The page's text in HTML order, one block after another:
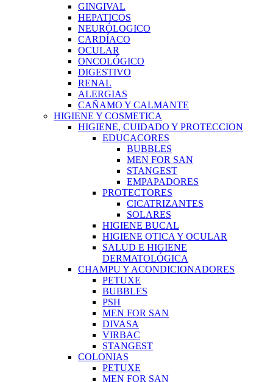
GINGIVAL
HEPATICOS
NEURÓLOGICO
CARDÍACO
OCULAR
ONCOLÓGICO
DIGESTIVO
RENAL
ALERGIAS
CAÑAMO Y CALMANTE
HIGIENE Y COSMETICA
HIGIENE, CUIDADO Y PROTECCION
EDUCACORES
BUBBLES
MEN FOR SAN
STANGEST
EMPAPADORES
PROTECTORES
CICATRIZANTES
SOLARES
HIGIENE BUCAL
HIGIENE OTICA Y OCULAR
SALUD E HIGIENE
DERMATOLÓGICA
CHAMPU Y ACONDICIONADORES
PETUXE
BUBBLES
PSH
MEN FOR SAN
DIVASA
VIRBAC
STANGEST
COLONIAS
PETUXE
MEN FOR SAN